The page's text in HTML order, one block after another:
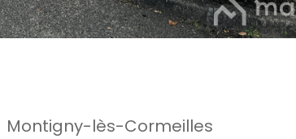
Montigny-lès-Cormeilles